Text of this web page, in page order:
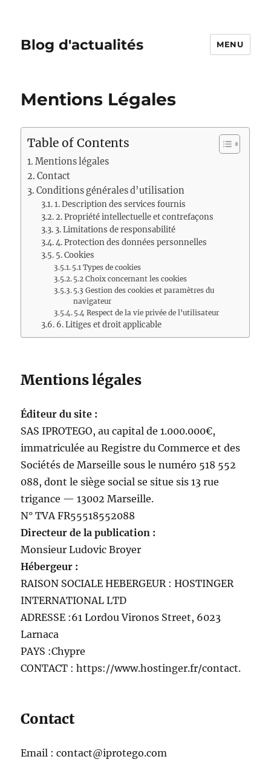
Blog d'actualités MENU
Mentions Légales
Table of Contents
Mentions légales
Contact
Conditions générales d’utilisation
1. Description des services fournis
2. Propriété intellectuelle et contrefaçons
3. Limitations de responsabilité
4. Protection des données personnelles
5. Cookies
5.1 Types de cookies
5.2 Choix concernant les cookies
5.3 Gestion des cookies et paramètres du
navigateur
5.4 Respect de la vie privée de l’utilisateur
6. Litiges et droit applicable
Mentions légales
Éditeur du site :
SAS IPROTEGO, au capital de 1.000.000€,
immatriculée au Registre du Commerce et des
Sociétés de Marseille sous le numéro 518 552
088, dont le siège social se situe sis 13 rue
trigance — 13002 Marseille.
N° TVA FR55518552088
Directeur de la publication :
Monsieur Ludovic Broyer
Hébergeur :
RAISON SOCIALE HEBERGEUR : HOSTINGER
INTERNATIONAL LTD
ADRESSE :61 Lordou Vironos Street, 6023
Larnaca
PAYS :Chypre
CONTACT : https://www.hostinger.fr/contact.
Contact
Email : contact@iprotego.com